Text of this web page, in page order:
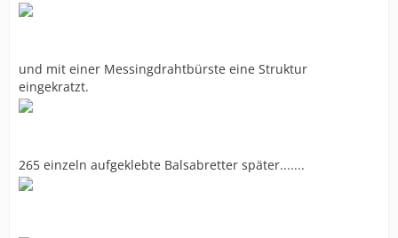
und mit einer Messingdrahtbürste eine Struktur
eingekratzt.
265 einzeln aufgeklebte Balsabretter später.......